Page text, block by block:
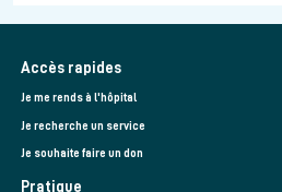
Accès rapides
Je me rends à l'hôpital
Je recherche un service
Je souhaite faire un don
Pratique